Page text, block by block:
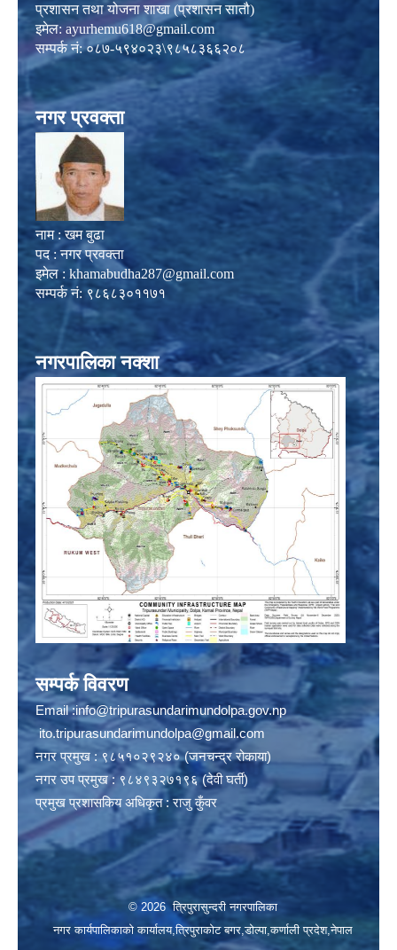
प्रशासन तथा योजना शाखा (प्रशासन सातौ)
इमेल: ayurhemu618@gmail.com
सम्पर्क नं: ०८७-५९४०२३\९८५८३६६२०८
नगर प्रवक्ता
नाम : खम बुढा
पद : नगर प्रवक्ता
इमेल : khamabudha287@gmail.com
सम्पर्क नं: ९८६८३०११७१
नगरपालिका नक्शा
सम्पर्क विवरण
Email :info@tripurasundarimundolpa.gov.np
ito.tripurasundarimundolpa@gmail.com
नगर प्रमुख : ९८५१०२९२४० (जनचन्द्र रोकाया)
नगर उप प्रमुख : ९८४९३२७१९६ (देवी घर्ती)
प्रमुख प्रशासकिय अधिकृत : राजु कुँवर
© 2026 त्रिपुरासुन्दरी नगरपालिका
नगर कार्यपालिकाको कार्यालय,त्रिपुराकोट बगर,डोल्पा,कर्णाली प्रदेश,नेपाल